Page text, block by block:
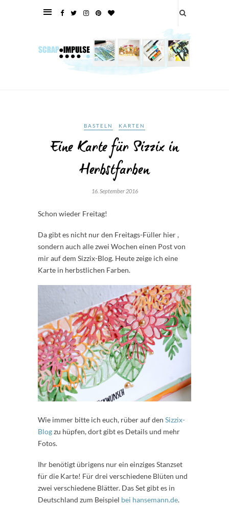
BASTELN KARTEN
Eine Karte für Sizzix in
Herbstfarben
16. September 2016
Schon wieder Freitag!
Da gibt es nicht nur den Freitags-Füller hier ,
sondern auch alle zwei Wochen einen Post von
mir auf dem Sizzix-Blog. Heute zeige ich eine
Karte in herbstlichen Farben.
Wie immer bitte ich euch, rüber auf den Sizzix-
Blogzu hüpfen, dort gibt es Details und mehr
Fotos.
Ihr benötigt übrigens nur ein einziges Stanzset
für die Karte! Für drei verschiedene Blüten und
zwei verschiedene Blätter. Das Set gibt es in
Deutschland zum Beispiel bei hansemann.de.